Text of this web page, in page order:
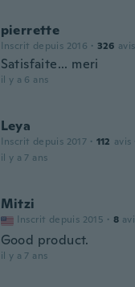
pierrette
Inscrit depuis 2016 · 326 avis
Satisfaite... meri
il y a 6 ans
Leya
Inscrit depuis 2017 · 112 avis
il y a 7 ans
Mitzi
Inscrit depuis 2015 · 8
Good product.
il y a 7 ans